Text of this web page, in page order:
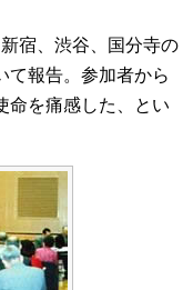
宿、渋谷、国分寺の
て報告。参加者から
命を痛感した、とい